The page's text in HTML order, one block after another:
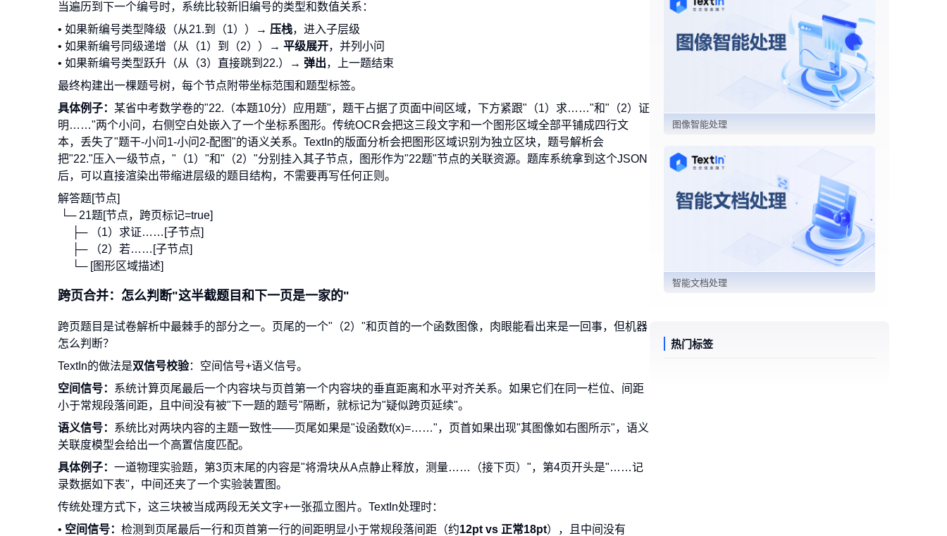
当遍历到下一个编号时，系统比较新旧编号的类型和数值关系：
• 如果新编号类型降级（从21.到（1））→ 压栈，进入子层级
• 如果新编号同级递增（从（1）到（2））→ 平级展开，并列小问
• 如果新编号类型跃升（从（3）直接跳到22.）→ 弹出，上一题结束
最终构建出一棵题号树，每个节点附带坐标范围和题型标签。
具体例子： 某省中考数学卷的"22.（本题10分）应用题"，题干占据了页面中间区域，下方紧跟"（1）求……"和"（2）证
明……"两个小问，右侧空白处嵌入了一个坐标系图形。传统OCR会把这三段文字和一个图形区域全部平铺成四行文
本，丢失了"题干-小问1-小问2-配图"的语义关系。TextIn的版面分析会把图形区域识别为独立区块，题号解析会
把"22."压入一级节点，"（1）"和"（2）"分别挂入其子节点，图形作为"22题"节点的关联资源。题库系统拿到这个JSON
后，可以直接渲染出带缩进层级的题目结构，不需要再写任何正则。
解答题[节点]
└─ 21题[节点，跨页标记=true]
├─ （1）求证……[子节点]
├─ （2）若……[子节点]
└─ [图形区域描述]
跨页合并：怎么判断"这半截题目和下一页是一家的"
跨页题目是试卷解析中最棘手的部分之一。页尾的一个"（2）"和页首的一个函数图像，肉眼能看出来是一回事，但机器
怎么判断？
TextIn的做法是双信号校验：空间信号+语义信号。
空间信号： 系统计算页尾最后一个内容块与页首第一个内容块的垂直距离和水平对齐关系。如果它们在同一栏位、间距
小于常规段落间距，且中间没有被"下一题的题号"隔断，就标记为"疑似跨页延续"。
语义信号： 系统比对两块内容的主题一致性——页尾如果是"设函数f(x)=……"，页首如果出现"其图像如右图所示"，语义
关联度模型会给出一个高置信度匹配。
具体例子： 一道物理实验题，第3页末尾的内容是"将滑块从A点静止释放，测量……（接下页）"，第4页开头是"……记
录数据如下表"，中间还夹了一个实验装置图。
传统处理方式下，这三块被当成两段无关文字+一张孤立图片。TextIn处理时：
• 空间信号： 检测到页尾最后一行和页首第一行的间距明显小于常规段落间距（约12pt vs 正常18pt），且中间没有
图像智能处理
智能文档处理
热门标签